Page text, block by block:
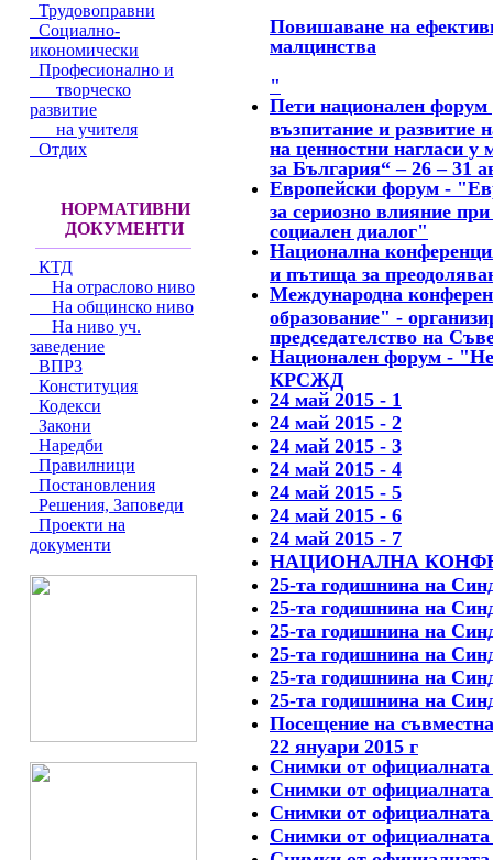
Трудовоправни
Социално-
икономически
Професионално и
творческо
развитие
на учителя
Отдих
НОРМАТИВНИ
ДОКУМЕНТИ
КТД
На отраслово ниво
На общинско ниво
На ниво уч.
заведение
ВПРЗ
Конституция
Кодекси
Закони
Наредби
Правилници
Постановления
Решения, Заповеди
Проекти на
документи
Повишаване на
малцинства
"
Пети национален форум
възпитание и развитие
на ценностни нагласи у
за България“ – 26 – 31
Европейски форум -
за сериозно влияние
социален диалог"
Национална
и пътища за
Международна
образование" -
председателство на
Национален форум - "Не
КРСЖД
24 май 2015 - 1
24 май 2015 - 2
24 май 2015 - 3
24 май 2015 - 4
24 май 2015 - 5
24 май 2015 - 6
24 май 2015 - 7
НАЦИОНАЛНА
25-та годишнина на
25-та годишнина на
25-та годишнина на
25-та годишнина на
25-та годишнина на
25-та годишнина на
Посещение на
22 януари 2015 г
Снимки от
Снимки от
Снимки от
Снимки от